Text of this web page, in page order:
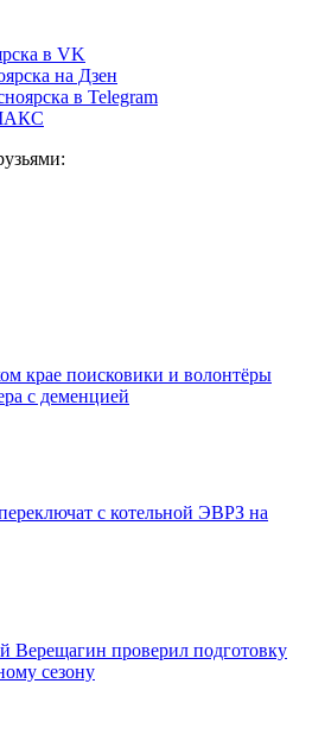
в VK
на Дзен
в Telegram
крае поисковики и волонтёры
с деменцией
с котельной ЭВРЗ на
Верещагин проверил подготовку
сезону